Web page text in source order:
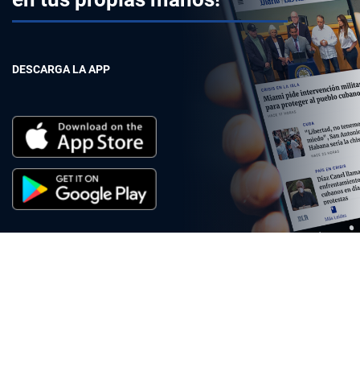
DESCARGA LA APP